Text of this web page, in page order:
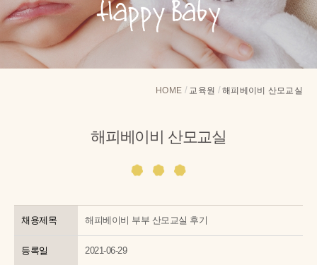
HOME 교육원 해피베이비 산모교실
해피베이비 산모교실
채용제목 해피베이비 부부 산모교실 후기
등록일 2021-06-29